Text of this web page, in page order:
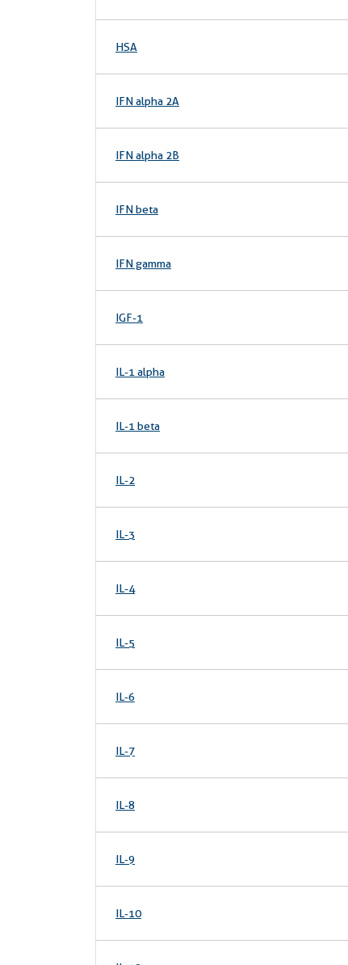
HSA
IFN alpha 2A
IFN alpha 2B
IFN beta
IFN gamma
IGF-1
IL-1 alpha
IL-1 beta
IL-2
IL-3
IL-4
IL-5
IL-6
IL-7
IL-8
IL-9
IL-10